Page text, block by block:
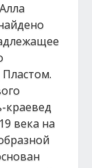
Пластом.
краевед
века на